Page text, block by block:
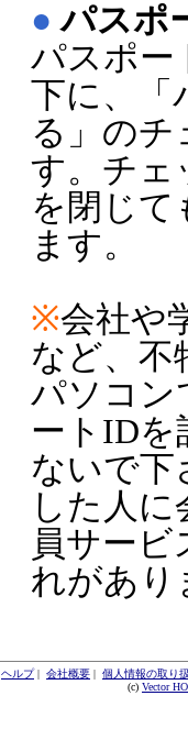
● パスポ
パスポー
下に、「
る」の
す。チェ
を閉じて
ます。
※会社や
など、不
パソコン
ートIDを
ないで下
した人
員サー
れがあり
ヘルプ| 会社概要 | 個人情報の取り
(c) Vector